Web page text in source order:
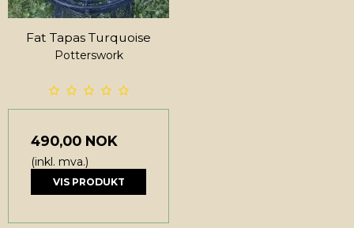
Fat Tapas Turquoise
Potterswork
490,00 NOK
(inkl. mva.)
VIS PRODUKT